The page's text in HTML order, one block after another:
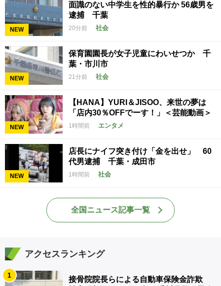
NEW
面識のない中学生を性的暴行か 56歳男を
逮捕 千葉
20分前 社会
NEW
保育園園長が女子児童にわいせつか 千
葉・市川市
21分前 社会
NEW
【HANA】YURI＆JISOO、来世の夢は
「店内30％OFFでーす！」＜芸能動画＞
1時間前 エンタメ
NEW
店長にナイフ突き付け「金を出せ」 60
代男逮捕 千葉・成田市
1時間前 社会
全国ニュース記事一覧
アクセスランキング
1
接骨院院長らによる自動車保険金詐欺